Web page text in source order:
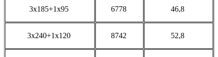
3х185+1х95 6778 46,8
3х240+1х120 8742 52,8